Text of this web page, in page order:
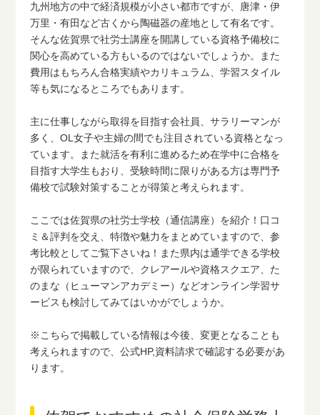
九州地方の中で経済規模が小さい都市ですが、唐津・伊
万里・有田など古くから陶磁器の産地として有名です。
そんな佐賀県で社労士講座を開講している資格予備校に
関心を高めている方もいるのではないでしょうか。また
費用はもちろん合格実績やカリキュラム、学習スタイル
等も気になるところでもあります。
主に仕事しながら取得を目指す会社員、サラリーマンが
多く、OL女子や主婦の間でも注目されている資格となっ
ています。また就活を有利に進めるため在学中に合格を
目指す大学生もおり、受験時間に限りがある方は専門予
備校で試験対策することが得策と考えられます。
ここでは佐賀県の社労士学校（通信講座）を紹介！口コ
ミ＆評判を交え、特徴や魅力をまとめていますので、参
考比較としてご覧下さいね！また県内は通学できる学校
が限られていますので、クレアールや資格スクエア、た
のまな（ヒューマンアカデミー）などオンライン学習サ
ービスも検討してみてはいかがでしょうか。
※こちらで掲載している情報は今後、変更となることも
考えられますので、公式HP,資料請求で確認する必要があ
ります。